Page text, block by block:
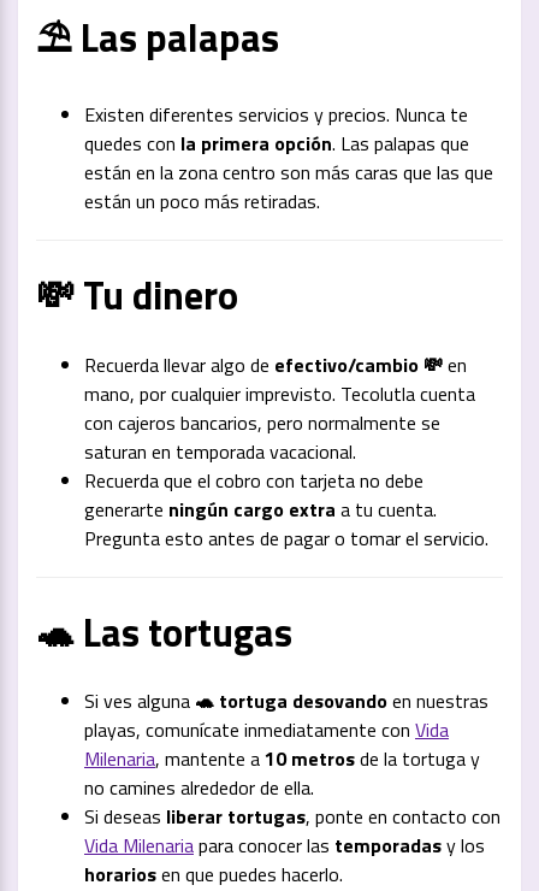
⛱️ Las palapas
Existen diferentes servicios y precios. Nunca te
quedes con la primera opción. Las palapas que
están en la zona centro son más caras que las que
están un poco más retiradas.
💸 Tu dinero
Recuerda llevar algo de efectivo/cambio 💸en
mano, por cualquier imprevisto. Tecolutla cuenta
con cajeros bancarios, pero normalmente se
saturan en temporada vacacional.
Recuerda que el cobro con tarjeta no debe
generarte ningún cargo extra a tu cuenta.
Pregunta esto antes de pagar o tomar el servicio.
🐢 Las tortugas
Si ves alguna 🐢 tortuga desovandoen nuestras
playas, comunícate inmediatamente con Vida
Milenaria, mantente a10 metrosde la tortuga y
no camines alrededor de ella.
Si deseas liberar tortugas, ponte en contacto con
Vida Milenariapara conocer las temporadasy los
horariosen que puedes hacerlo.